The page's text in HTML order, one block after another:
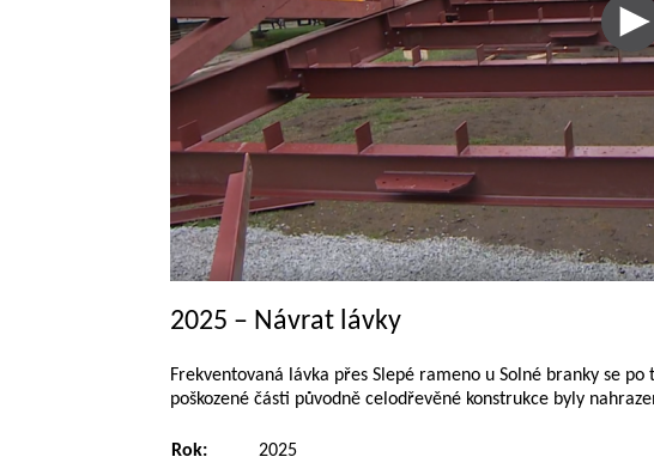
2025 – Návrat lávky
Frekventovaná lávka přes Slepé rameno u Solné branky se
poškozené části původně celodřevěné konstrukce byly
Rok:
2025